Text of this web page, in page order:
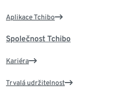
Aplikace Tchibo
Společnost Tchibo
Kariéra
Trvalá udržitelnost